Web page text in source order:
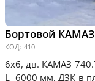
Бортовой
КОД: 410
6х6, дв. КАМАЗ
L=6000 мм, ДЗК в